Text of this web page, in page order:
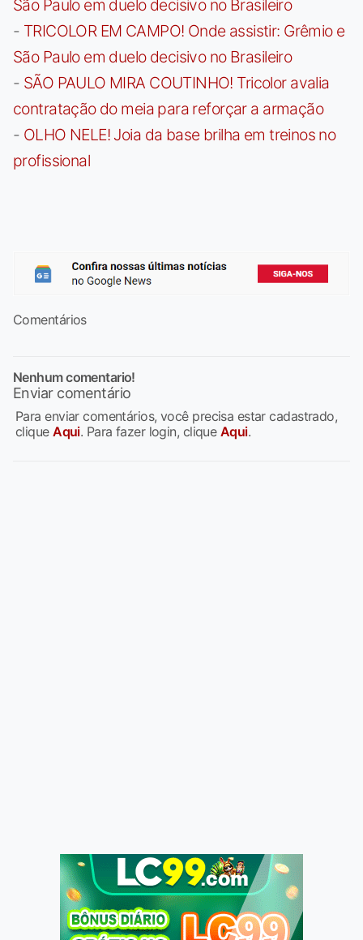
São Paulo em duelo decisivo no Brasileiro
- TRICOLOR EM CAMPO! Onde assistir: Grêmio e
São Paulo em duelo decisivo no Brasileiro
- SÃO PAULO MIRA COUTINHO! Tricolor avalia
contratação do meia para reforçar a armação
- OLHO NELE! Joia da base brilha em treinos no
profissional
Comentários
Nenhum comentario!
Enviar comentário
Para enviar comentários, você precisa estar cadastrado,
cliqueAqui. Para fazer login, clique Aqui.